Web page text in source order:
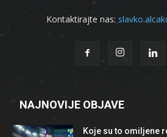
Kontaktirajte nas:
NAJNOVIJE OBJAVE
Koje su to omiljene